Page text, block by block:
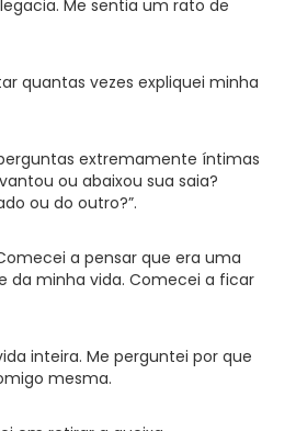
Me sentia um rato de
quantas vezes expliquei minha
extremamente íntimas
ou abaixou sua saia?
ou do outro?”.
a pensar que era uma
da minha vida. Comecei a ficar
inteira. Me perguntei por que
mesma.